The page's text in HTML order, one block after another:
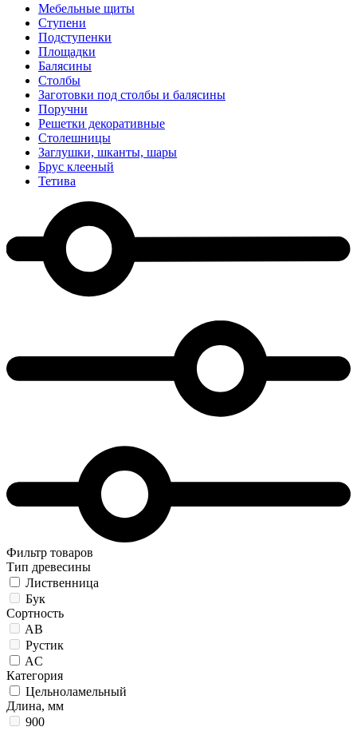
Мебельные щиты
Ступени
Подступенки
Площадки
Балясины
Столбы
Заготовки под столбы и балясины
Поручни
Решетки декоративные
Столешницы
Заглушки, шканты, шары
Брус клееный
Тетива
Фильтр товаров
Тип древесины
Лиственница
Бук
Сортность
AB
Рустик
AC
Категория
Цельноламельный
Длина, мм
900